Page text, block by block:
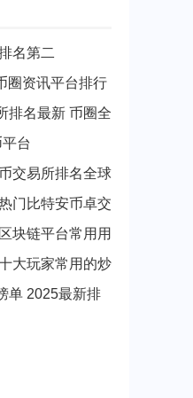
名第二
圈资讯平台排行
排名最新 币圈全
台
交易所排名全球
门比特安币卓交
块链平台常用用
大玩家常用的炒
单 2025最新排